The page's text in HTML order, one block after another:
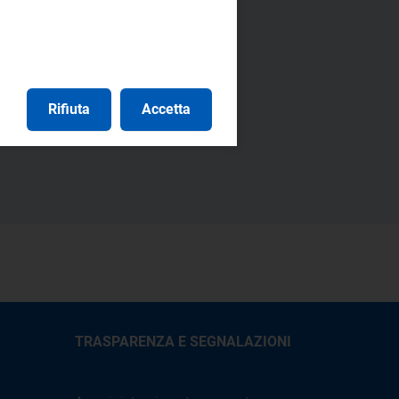
del gas
TRASPARENZA E SEGNALAZIONI
Rifiuta Accetta